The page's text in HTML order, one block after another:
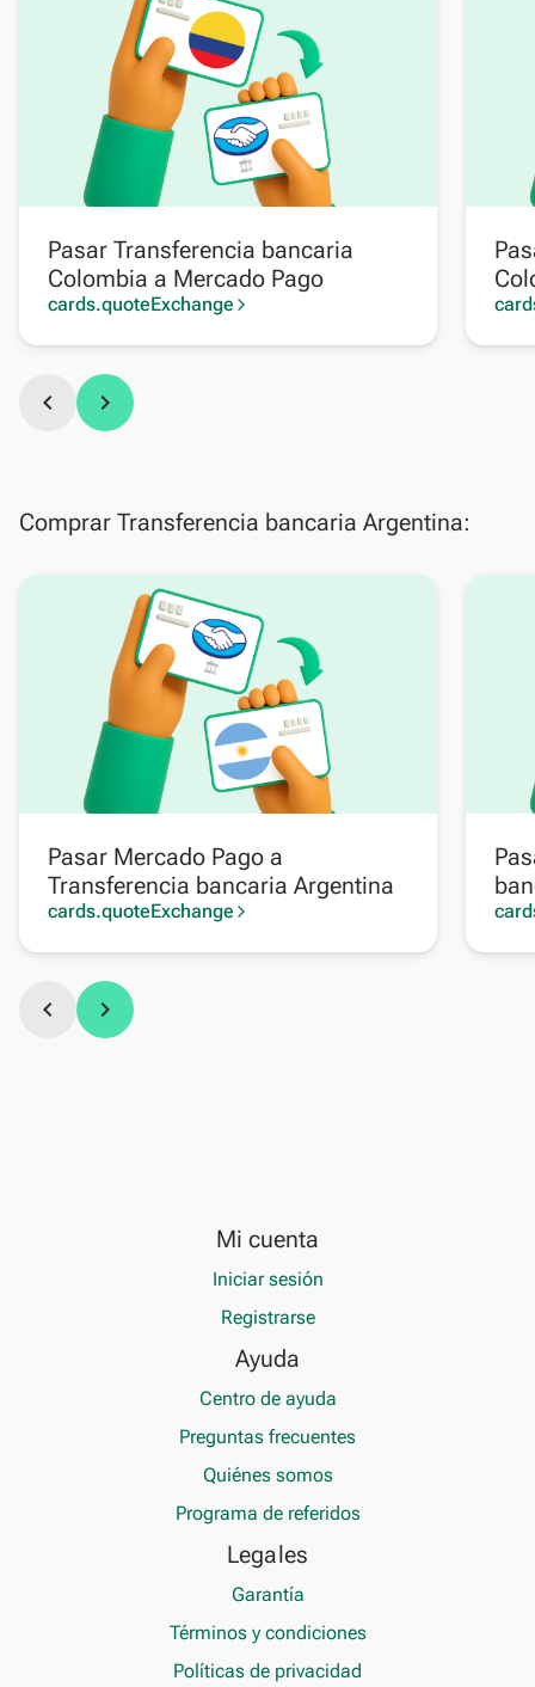
Pasar Transferencia bancaria
Colombia a Mercado Pago
cards.quoteExchange arrow_forward_ios
chevron_left chevron_right
Comprar Transferencia bancaria Argentina:
Pasar Mercado Pago a
Transferencia bancaria Argentina
cards.quoteExchange arrow_forward_ios
chevron_left chevron_right
Mi cuenta
Iniciar sesión
Registrarse
Ayuda
Centro de ayuda
Preguntas frecuentes
Quiénes somos
Programa de referidos
Legales
Garantía
Términos y condiciones
Políticas de privacidad